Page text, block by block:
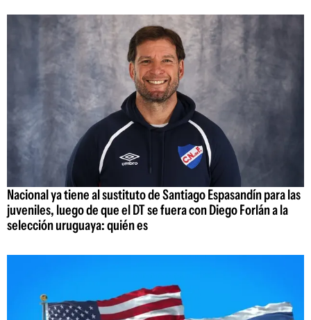
Nacional ya tiene al sustituto de Santiago Espasandín para las
juveniles, luego de que el DT se fuera con Diego Forlán a la
selección uruguaya: quién es